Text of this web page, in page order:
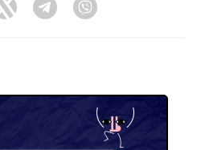
Twitter Telegram